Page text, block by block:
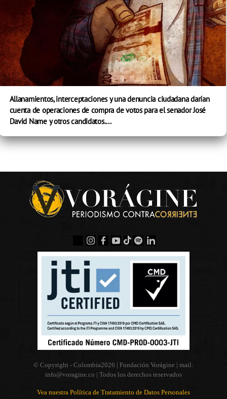
Allanamientos, interceptaciones y una denuncia ciudadana darían
cuenta de operaciones de compra de votos para el senador José
David Name y otros candidatos....
© Copyright - Colombia2026 | Fundación Vorágine | mail:
info@voragine.co | Todos los derechos reservados
Vea nuestra Política de Tratamiento de Datos Personales